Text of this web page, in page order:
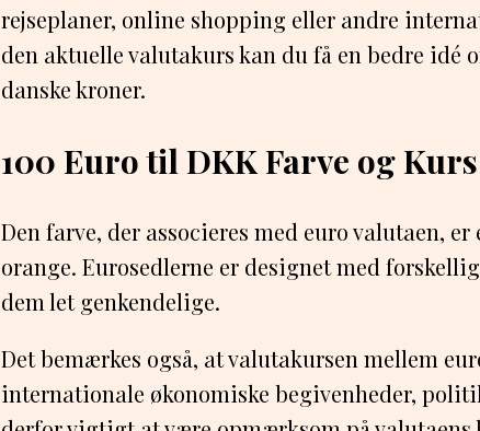
rejseplaner, online shopping eller andre
den aktuelle valutakurs kan du få en bedre idé
danske kroner.
100 Euro til DKK Farve og Kurs
Den farve, der associeres med euro valutaen,
orange. Eurosedlerne er designet med
dem let genkendelige.
Det bemærkes også, at valutakursen mellem
internationale økonomiske begivenheder,